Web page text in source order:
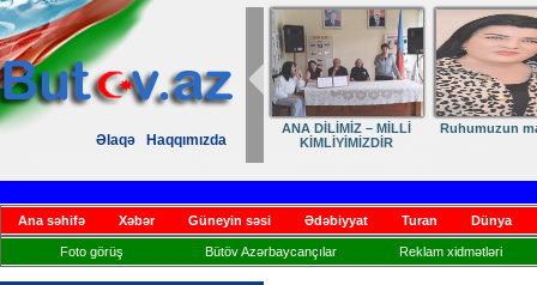
Əlaqə Haqqımızda
Elmanın öz dünyası
Dövlət
Ana səhifə Xəbər Güneyin səsi Ədəbiyyat Turan Dünya
Foto görüş Bütöv Azərbaycançılar Reklam xidmətləri